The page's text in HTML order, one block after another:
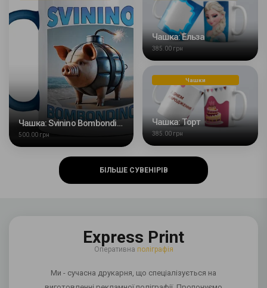
Чашка: Svinino Bombondino
500.00 грн
Чашка: Ельза
385.00 грн
Чашки
Чашка: Торт
385.00 грн
БІЛЬШЕ СУВЕНІРІВ
Express Print
Оперативна поліграфія
Ми - сучасна друкарня, що спеціалізується на